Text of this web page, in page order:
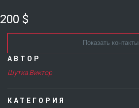
200 $
Показать контакты
АВТОР
Шутка Виктор
КАТЕГОРИЯ